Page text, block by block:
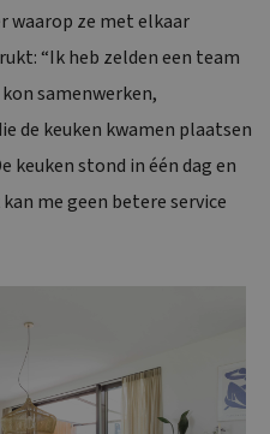
waarop ze met elkaar
“Ik heb zelden een team
samenwerken,
de keuken kwamen plaatsen
keuken stond in één dag en
me geen betere service